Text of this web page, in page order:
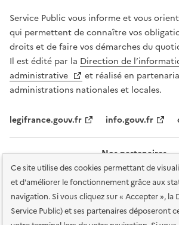
Ce site utilise des cookies permettant de
et d'améliorer le fonctionnement grâce aux
navigation. Si vous cliquez sur « Accepter », la
Service Public) et ses partenaires déposeront
Service Public vous informe et vous
qui permettent de connaître vos
droits et de faire vos démarches du
Il est édité par la Direction de
administrative
et réalisé en
administrations nationales et locales.
legifrance.gouv.fr info.gouv.fr
Nos partenaires